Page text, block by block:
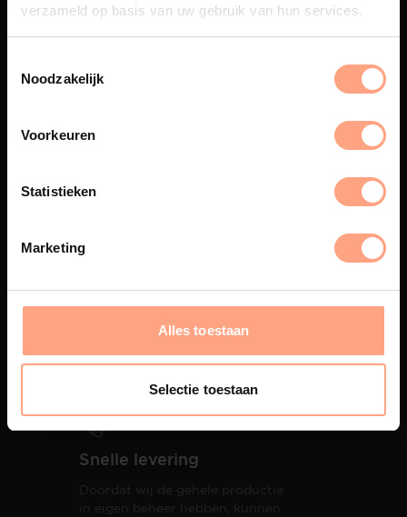
verzameld op basis van uw gebruik van hun services.
Noodzakelijk
Voorkeuren
Statistieken
Marketing
Alles toestaan
Selectie toestaan
Spuiterij
eigen spuiterij afgewerkt met
PUUUR biedt volledige
totale woonbeleving.
Snelle levering
Doordat wij de gehele productie
in eigen beheer hebben, kunnen